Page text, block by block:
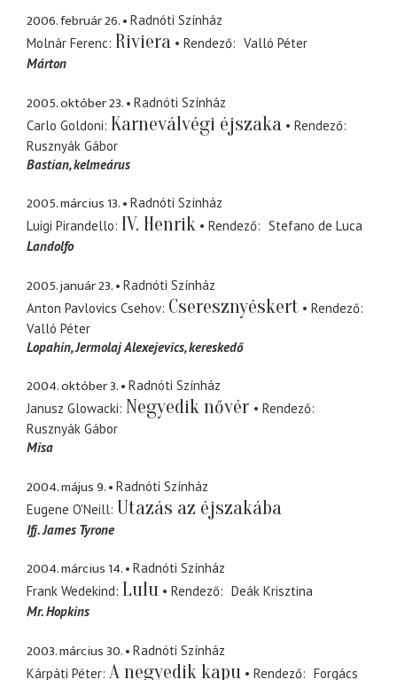
2006. február 26.
Radnóti Színház
Molnár Ferenc Riviera Rendező
Valló Péter
Márton
2005. október 23.
Radnóti Színház
Carlo Goldoni Karneválvégi éjszaka
Rendező
Rusznyák Gábor
Bastian kelmeárus
2005. március 13.
Radnóti Színház
Luigi Pirandello IV. Henrik Rendező
Stefano de Luca
Landolfo
2005. január 23.
Radnóti Színház
Anton Pavlovics Csehov Cseresznyéskert
Rendező
Valló Péter
Lopahin Jermolaj Alexejevics, kereskedő
2004. október 3.
Radnóti Színház
Janusz Glowacki Negyedik nővér
Rendező
Rusznyák Gábor
Misa
2004. május 9.
Radnóti Színház
Eugene O'Neill Utazás az éjszakába
Ifj. James Tyrone
2004. március 14.
Radnóti Színház
Frank Wedekind Lulu Rendező
Deák Krisztina
Mr. Hopkins
2003. március 30.
Radnóti Színház
Kárpáti Péter A negyedik kapu Rendező Forgács